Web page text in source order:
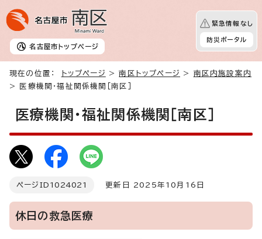
名古屋市 トップページ
緊急情報なし
防災ポータル
現在の位置： トップページ >南区トップページ > 南区内施設案内
> 医療機関・福祉関係機関［南区］
医療機関・福祉関係機関［南区］
ページID 1024021 更新日 2025年10月16日
休日の救急医療